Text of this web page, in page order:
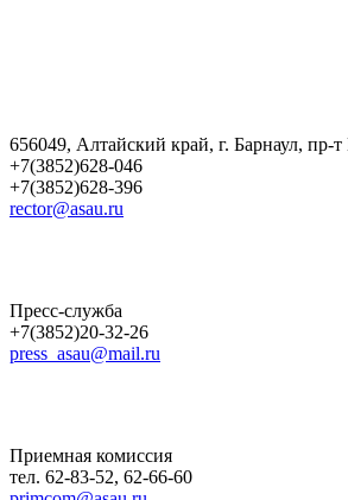
656049, Алтайский край, г. Барнаул, пр-
+7(3852)628-046
+7(3852)628-396
rector@asau.ru
Пресс-служба
+7(3852)20-32-26
press_asau@mail.ru
Приемная комиссия
тел. 62-83-52, 62-66-60